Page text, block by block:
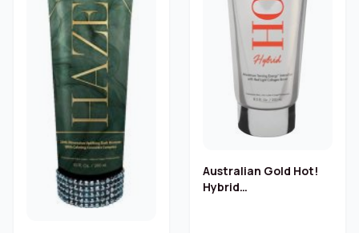
Australian Gold Hot!
Hybrid